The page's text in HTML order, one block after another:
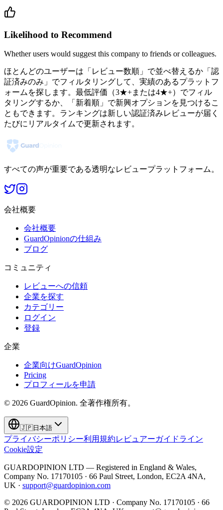
Likelihood to Recommend
Whether users would suggest this company to friends or colleagues.
ほとんどのユーザーは「レビュー数順」で並べ替えるか「認
証済みのみ」でフィルタリングして、実績のあるプラットフ
ォームを探します。最低評価（3★+または4★+）でフィル
タリングするか、「新着順」で新興オプションを見つけるこ
ともできます。ランキングは新しい認証済みレビューが届く
たびにリアルタイムで更新されます。
すべての声が重要である透明なレビュープラットフォーム。
会社概要
会社概要
GuardOpinionの仕組み
ブログ
コミュニティ
レビューへの信頼
企業を探す
カテゴリー
ログイン
登録
企業
企業向けGuardOpinion
Pricing
プロフィールを申請
© 2026 GuardOpinion. 全著作権所有。
🇯🇵日本語
プライバシーポリシー利用規約レビュアーガイドライン
Cookie設定
GUARDOPINION LTD — Registered in England & Wales,
Company No. 17170105 · 66 Paul Street, London, EC2A 4NA,
UK · support@guardopinion.com
© 2026 GUARDOPINION LTD · Company No. 17170105 · 66